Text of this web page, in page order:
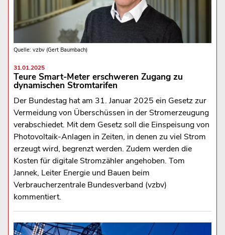
Quelle: vzbv (Gert Baumbach)
31.01.2025
Teure Smart-Meter erschweren Zugang zu
dynamischen Stromtarifen
Der Bundestag hat am 31. Januar 2025 ein Gesetz zur
Vermeidung von Überschüssen in der Stromerzeugung
verabschiedet. Mit dem Gesetz soll die Einspeisung von
Photovoltaik-Anlagen in Zeiten, in denen zu viel Strom
erzeugt wird, begrenzt werden. Zudem werden die
Kosten für digitale Stromzähler angehoben. Tom
Jannek, Leiter Energie und Bauen beim
Verbraucherzentrale Bundesverband (vzbv)
kommentiert.